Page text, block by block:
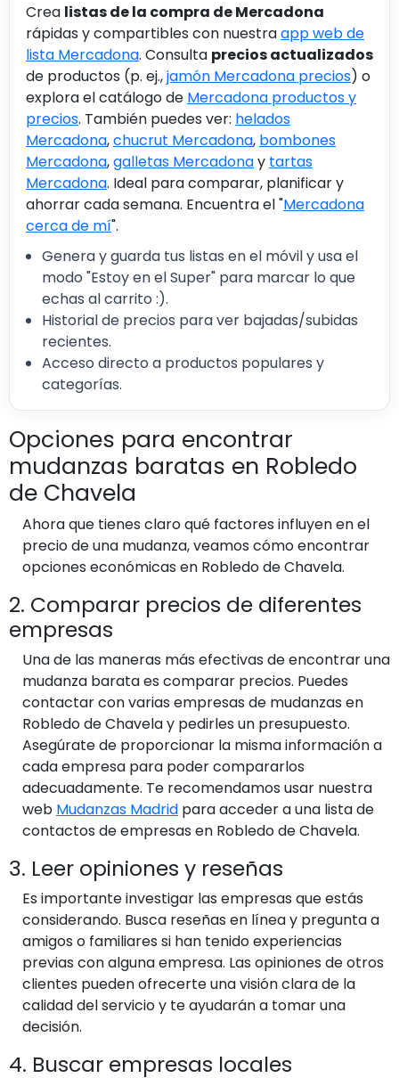
Crea listas de la compra de Mercadona
rápidas y compartibles con nuestraapp web de
lista Mercadona. Consulta precios actualizados
de productos (p. ej.,jamón Mercadona precios) o
explora el catálogo de Mercadona productos y
precios. También puedes ver: helados
Mercadona,chucrut Mercadona, bombones
Mercadona,galletas Mercadonay tartas
Mercadona. Ideal para comparar, planificar y
ahorrar cada semana. Encuentra el "Mercadona
cerca de mí".
Genera y guarda tus listas en el móvil y usa el
modo "Estoy en el Super" para marcar lo que
echas al carrito :).
Historial de precios para ver bajadas/subidas
recientes.
Acceso directo a productos populares y
categorías.
Opciones para encontrar
mudanzas baratas en Robledo
de Chavela
Ahora que tienes claro qué factores influyen en el
precio de una mudanza, veamos cómo encontrar
opciones económicas en Robledo de Chavela.
2. Comparar precios de diferentes
empresas
Una de las maneras más efectivas de encontrar una
mudanza barata es comparar precios. Puedes
contactar con varias empresas de mudanzas en
Robledo de Chavela y pedirles un presupuesto.
Asegúrate de proporcionar la misma información a
cada empresa para poder compararlos
adecuadamente. Te recomendamos usar nuestra
web Mudanzas Madrid para acceder a una lista de
contactos de empresas en Robledo de Chavela.
3. Leer opiniones y reseñas
Es importante investigar las empresas que estás
considerando. Busca reseñas en línea y pregunta a
amigos o familiares si han tenido experiencias
previas con alguna empresa. Las opiniones de otros
clientes pueden ofrecerte una visión clara de la
calidad del servicio y te ayudarán a tomar una
decisión.
4. Buscar empresas locales